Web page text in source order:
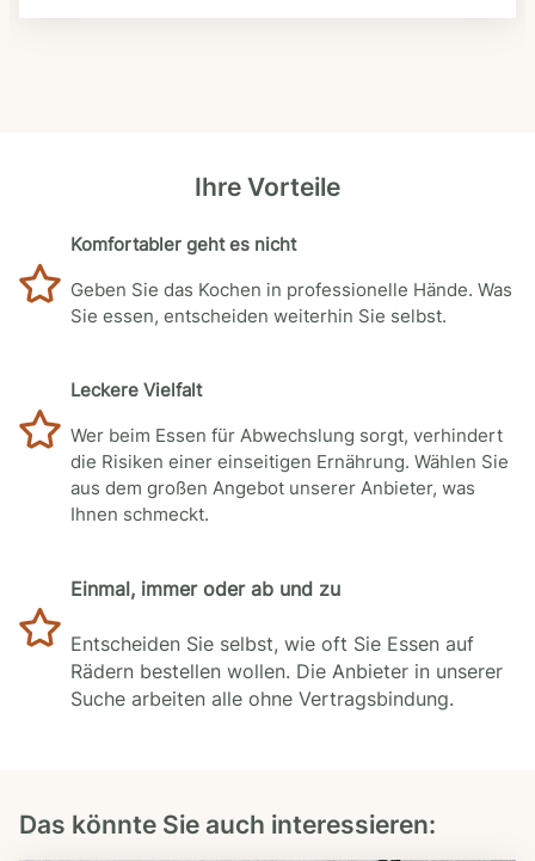
Ihre Vorteile
Komfortabler geht es nicht
Geben Sie das Kochen in professionelle Hände. Was
Sie essen, entscheiden weiterhin Sie selbst.
Leckere Vielfalt
Wer beim Essen für Abwechslung sorgt, verhindert
die Risiken einer einseitigen Ernährung. Wählen Sie
aus dem großen Angebot unserer Anbieter, was
Ihnen schmeckt.
Einmal, immer oder ab und zu
Entscheiden Sie selbst, wie oft Sie Essen auf
Rädern bestellen wollen. Die Anbieter in unserer
Suche arbeiten alle ohne Vertragsbindung.
Das könnte Sie auch interessieren: